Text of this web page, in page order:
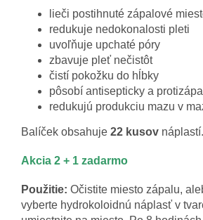
lieči postihnuté zápalové
redukuje nedokonalosti pleti
uvoľňuje upchaté póry
zbavuje pleť nečistôt
čistí pokožku do hĺbky
pôsobí antisepticky a
redukujú produkciu mazu v
Balíček obsahuje 22 kusov náplastí.
Akcia 2 + 1 zadarmo
Použitie: Očistite miesto zápalu,
vyberte hydrokoloidnú náplasť v